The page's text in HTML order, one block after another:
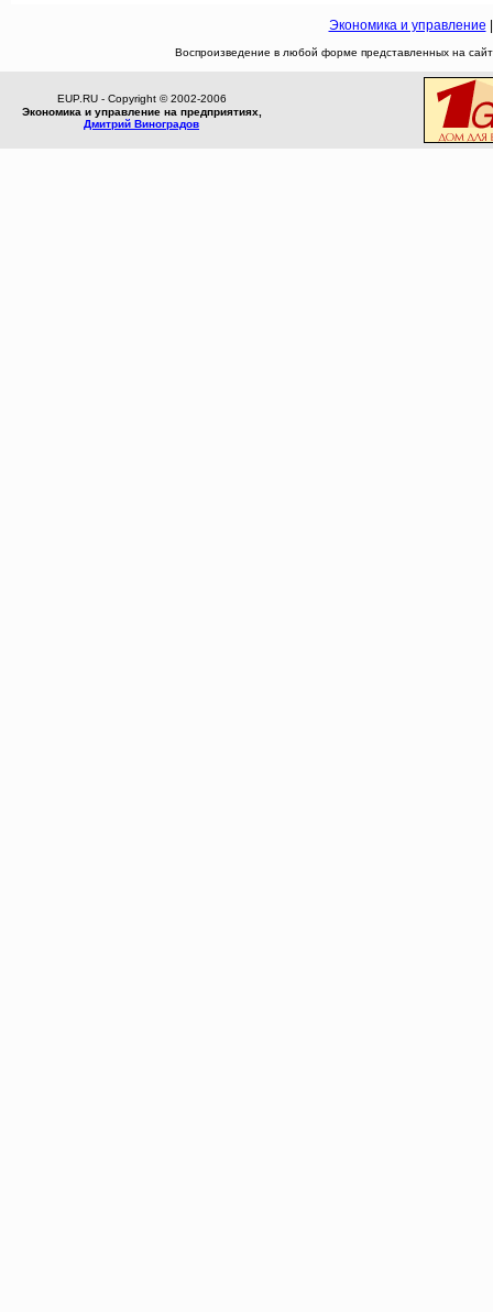
Экономика и управление
Воспроизведение в любой форме представленных на
EUP.RU - Copyright © 2002-2006
Экономика и управление на предприятиях,
Дмитрий Виноградов